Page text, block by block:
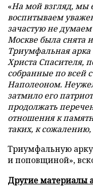
«На мой взгляд, мы
воспитываем
зачастую не
Москве была снята
Триумфальная
Христа Спасителя,
собранные по всей
Наполеоном.
затмило его
продолжать
отношения к
таких, к
Триумфальную
и поповщиной»,
Другие материалы